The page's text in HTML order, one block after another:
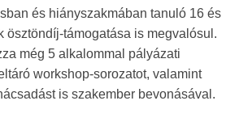
és hiányszakmában tanuló 16 és
ösztöndíj-támogatása is megvalósul.
még 5 alkalommal pályázati
workshop-sorozatot, valamint
is szakember bevonásával.